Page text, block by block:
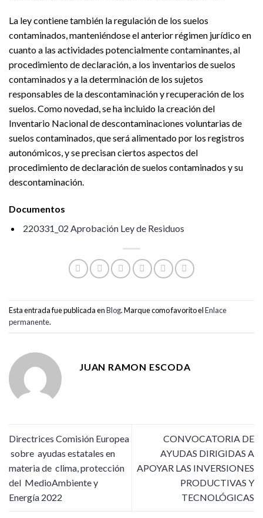
La ley contiene también la regulación de los suelos
contaminados, manteniéndose el anterior régimen jurídico en
cuanto a las actividades potencialmente contaminantes, al
procedimiento de declaración, a los inventarios de suelos
contaminados y a la determinación de los sujetos
responsables de la descontaminación y recuperación de los
suelos. Como novedad, se ha incluido la creación del
Inventario Nacional de descontaminaciones voluntarias de
suelos contaminados, que será alimentado por los registros
autonómicos, y se precisan ciertos aspectos del
procedimiento de declaración de suelos contaminados y su
descontaminación.
Documentos
220331_02 Aprobación Ley de Residuos
Esta entrada fue publicada enBlog. Marque como favorito elEnlace
permanente.
JUAN RAMON ESCODA
Directrices Comisión Europea
sobre ayudas estatales en
materia de clima, protección
del MedioAmbiente y
Energía 2022
CONVOCATORIA DE
AYUDAS DIRIGIDAS A
APOYAR LAS INVERSIONES
PRODUCTIVAS Y
TECNOLÓGICAS